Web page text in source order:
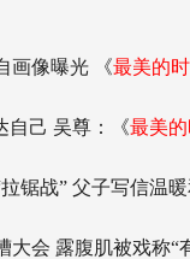
画像曝光 《最美的
自己 吴尊：《最美
锯战” 父子写信温
大会 露腹肌被戏称“